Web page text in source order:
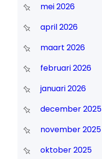
mei 2026
april 2026
maart 2026
februari 2026
januari 2026
december 2025
november 2025
oktober 2025